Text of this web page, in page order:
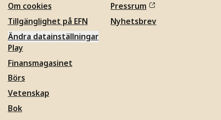
Om cookies
Tillgänglighet på EFN
Ändra datainställningar
Pressrum
Nyhetsbrev
Play
Finansmagasinet
Börs
Vetenskap
Bok